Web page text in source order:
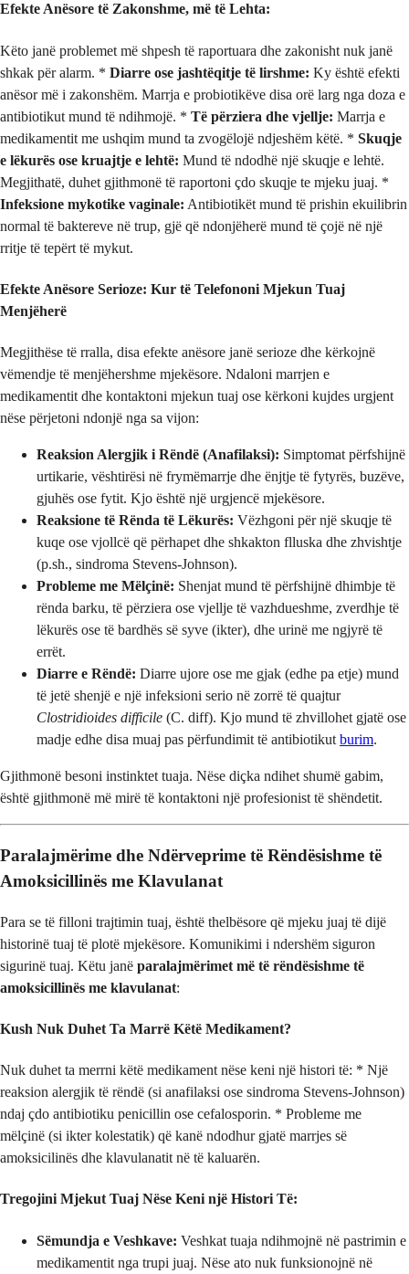
Efekte Anësore të Zakonshme, më të Lehta:
Këto janë problemet më shpesh të raportuara dhe zakonisht nuk janë
shkak për alarm. * Diarre ose jashtëqitje të lirshme: Ky është efekti
anësor më i zakonshëm. Marrja e probiotikëve disa orë larg nga doza e
antibiotikut mund të ndihmojë. * Të përziera dhe vjellje: Marrja e
medikamentit me ushqim mund ta zvogëlojë ndjeshëm këtë. * Skuqje
e lëkurës ose kruajtje e lehtë: Mund të ndodhë një skuqje e lehtë.
Megjithatë, duhet gjithmonë të raportoni çdo skuqje te mjeku juaj. *
Infeksione mykotike vaginale: Antibiotikët mund të prishin ekuilibrin
normal të baktereve në trup, gjë që ndonjëherë mund të çojë në një
rritje të tepërt të mykut.
Efekte Anësore Serioze: Kur të Telefononi Mjekun Tuaj
Menjëherë
Megjithëse të rralla, disa efekte anësore janë serioze dhe kërkojnë
vëmendje të menjëhershme mjekësore. Ndaloni marrjen e
medikamentit dhe kontaktoni mjekun tuaj ose kërkoni kujdes urgjent
nëse përjetoni ndonjë nga sa vijon:
Reaksion Alergjik i Rëndë (Anafilaksi): Simptomat përfshijnë
urtikarie, vështirësi në frymëmarrje dhe ënjtje të fytyrës, buzëve,
gjuhës ose fytit. Kjo është një urgjencë mjekësore.
Reaksione të Rënda të Lëkurës: Vëzhgoni për një skuqje të
kuqe ose vjollcë që përhapet dhe shkakton flluska dhe zhvishtje
(p.sh., sindroma Stevens-Johnson).
Probleme me Mëlçinë: Shenjat mund të përfshijnë dhimbje të
rënda barku, të përziera ose vjellje të vazhdueshme, zverdhje të
lëkurës ose të bardhës së syve (ikter), dhe urinë me ngjyrë të
errët.
Diarre e Rëndë: Diarre ujore ose me gjak (edhe pa etje) mund
të jetë shenjë e një infeksioni serio në zorrë të quajtur
Clostridioides difficile (C. diff). Kjo mund të zhvillohet gjatë ose
madje edhe disa muaj pas përfundimit të antibiotikut burim.
Gjithmonë besoni instinktet tuaja. Nëse diçka ndihet shumë gabim,
është gjithmonë më mirë të kontaktoni një profesionist të shëndetit.
Paralajmërime dhe Ndërveprime të Rëndësishme të
Amoksicillinës me Klavulanat
Para se të filloni trajtimin tuaj, është thelbësore që mjeku juaj të dijë
historinë tuaj të plotë mjekësore. Komunikimi i ndershëm siguron
sigurinë tuaj. Këtu janë paralajmërimet më të rëndësishme të
amoksicillinës me klavulanat:
Kush Nuk Duhet Ta Marrë Këtë Medikament?
Nuk duhet ta merrni këtë medikament nëse keni një histori të: * Një
reaksion alergjik të rëndë (si anafilaksi ose sindroma Stevens-Johnson)
ndaj çdo antibiotiku penicillin ose cefalosporin. * Probleme me
mëlçinë (si ikter kolestatik) që kanë ndodhur gjatë marrjes së
amoksicilinës dhe klavulanatit në të kaluarën.
Tregojini Mjekut Tuaj Nëse Keni një Histori Të:
Sëmundja e Veshkave: Veshkat tuaja ndihmojnë në pastrimin e
medikamentit nga trupi juaj. Nëse ato nuk funksionojnë në